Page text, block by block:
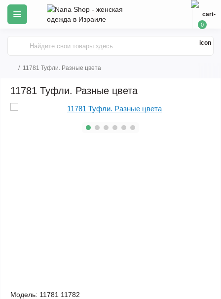
0
11781 Туфли. Разные цвета
11781 Туфли. Разные цвета
Модель: 11781 11782